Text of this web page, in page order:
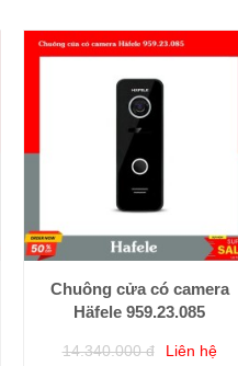
Chuông cửa có camera
Häfele 959.23.085
14.340.000 đ Liên hệ